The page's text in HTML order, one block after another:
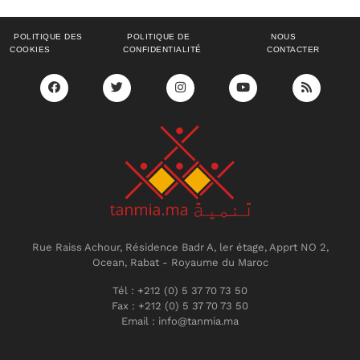
POLITIQUE DES
COOKIES
POLITIQUE DE
CONFIDENTIALITÉ
NOUS
CONTACTER
Rue Raiss Achour, Résidence Badr A, ler étage, Apprt NO 2,
Ocean, Rabat - Royaume du Maroc
Tél : +212 (0) 5 37 70 73 50
Fax : +212 (0) 5 37 70 73 50
Email : info@tanmia.ma